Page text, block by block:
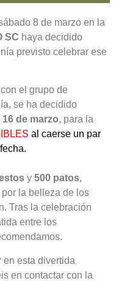
8 de marzo en la
SC haya decidido
previsto celebrar ese
el grupo de
se ha decidido
de marzo, para la
al caerse un par
y 500 patos,
la belleza de los
Tras la celebración
entre los
en esta divertida
en contactar con la